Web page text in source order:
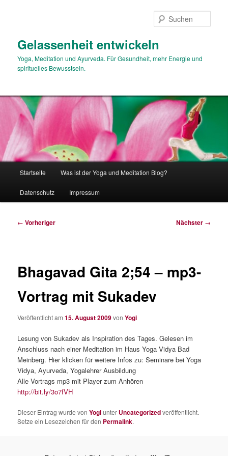
Gelassenheit entwickeln
Yoga, Meditation und Ayurveda. Für Gesundheit, mehr Energie und
spirituelles Bewusstsein.
Startseite Was ist der Yoga und Meditation Blog?
Datenschutz Impressum
Beitragsnavigation
← Vorheriger Nächster →
Bhagavad Gita 2;54 – mp3-
Vortrag mit Sukadev
Veröffentlicht am15. August 2009vonYogi
Lesung von Sukadev als Inspiration des Tages. Gelesen im
Anschluss nach einer Meditation im Haus Yoga Vidya Bad
Meinberg. Hier klicken für weitere Infos zu: Seminare bei Yoga
Vidya, Ayurveda, Yogalehrer Ausbildung
Alle Vortrags mp3 mit Player zum Anhören
http://bit.ly/3o7fVH
Dieser Eintrag wurde vonYogiunter Uncategorizedveröffentlicht.
Setze ein Lesezeichen für den Permalink.